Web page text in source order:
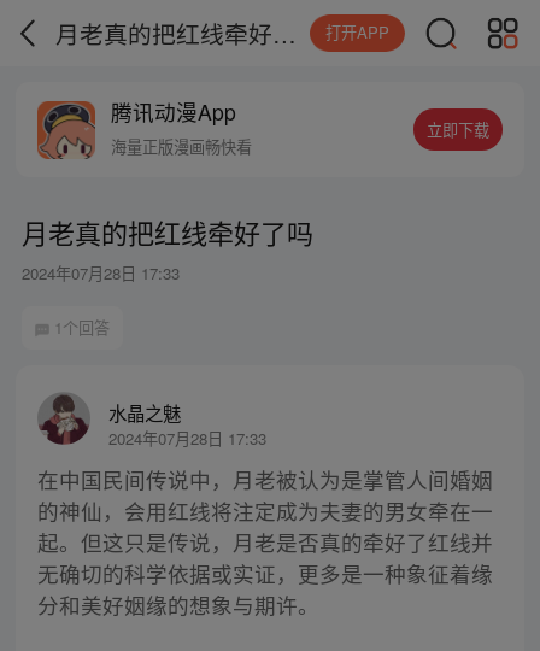
月老真的把红线牵好了吗 打开APP
腾讯动漫App
海量正版漫画畅快看
立即下载
月老真的把红线牵好了吗
2024年07月28日 17:33
1个回答
水晶之魅
2024年07月28日 17:33
在中国民间传说中，月老被认为是掌管人间婚姻
的神仙，会用红线将注定成为夫妻的男女牵在一
起。但这只是传说，月老是否真的牵好了红线并
无确切的科学依据或实证，更多是一种象征着缘
分和美好姻缘的想象与期许。